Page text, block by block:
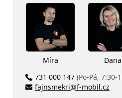
Míra
Dana
731 000 147 (Po-Pá, 7:30-
fajnsmekri@f-mobil.cz